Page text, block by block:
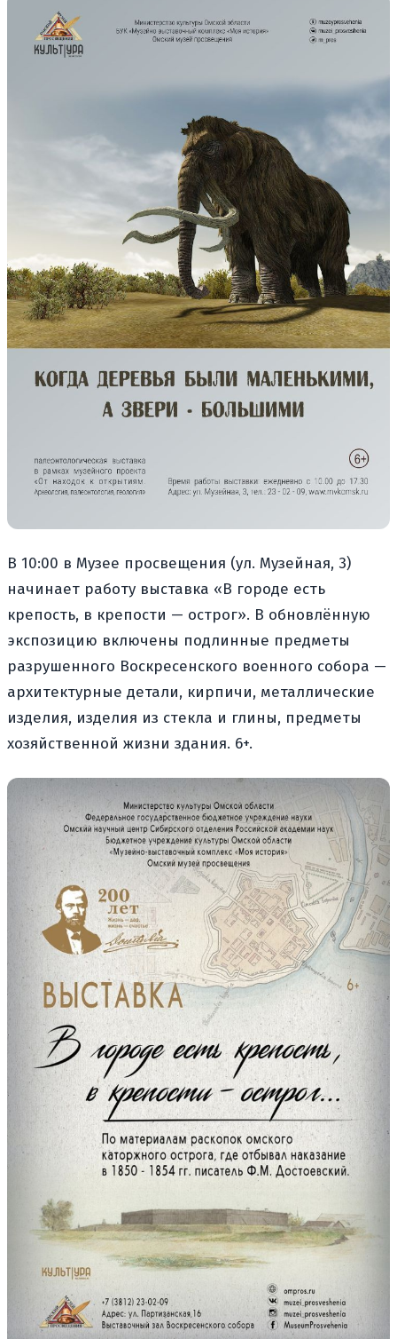
В 10:00 в Музее просвещения (ул. Музейная, 3)
начинает работу выставка «В городе есть
крепость, в крепости — острог». В обновлённую
экспозицию включены подлинные предметы
разрушенного Воскресенского военного собора —
архитектурные детали, кирпичи, металлические
изделия, изделия из стекла и глины, предметы
хозяйственной жизни здания. 6+.